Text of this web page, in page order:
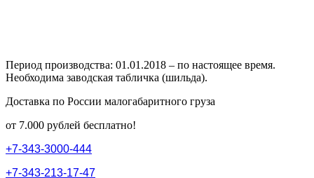
Период производства: 01.01.2018 – по настоящее время.
Необходима заводская табличка (шильда).
Доставка по России малогабаритного груза
от 7.000 рублей бесплатно!
+7-343-3000-444
+7-343-213-17-47